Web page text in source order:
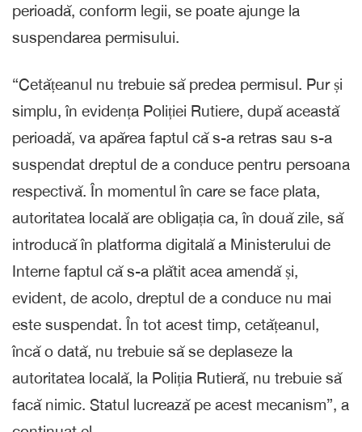
perioadă, conform legii, se poate ajunge la
suspendarea permisului.
“Cetățeanul nu trebuie să predea permisul. Pur și
simplu, în evidența Poliției Rutiere, după această
perioadă, va apărea faptul că s-a retras sau s-a
suspendat dreptul de a conduce pentru persoana
respectivă. În momentul în care se face plata,
autoritatea locală are obligația ca, în două zile, să
introducă în platforma digitală a Ministerului de
Interne faptul că s-a plătit acea amendă și,
evident, de acolo, dreptul de a conduce nu mai
este suspendat. În tot acest timp, cetățeanul,
încă o dată, nu trebuie să se deplaseze la
autoritatea locală, la Poliția Rutieră, nu trebuie să
facă nimic. Statul lucrează pe acest mecanism”, a